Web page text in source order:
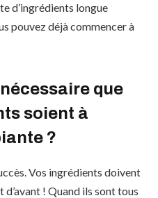
d’ingrédients longue
pouvez déjà commencer à
que
soient à
?
Vos ingrédients doivent
! Quand ils sont tous